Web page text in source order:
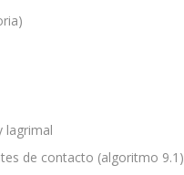
lagrimal
de contacto (algoritmo 9.1)